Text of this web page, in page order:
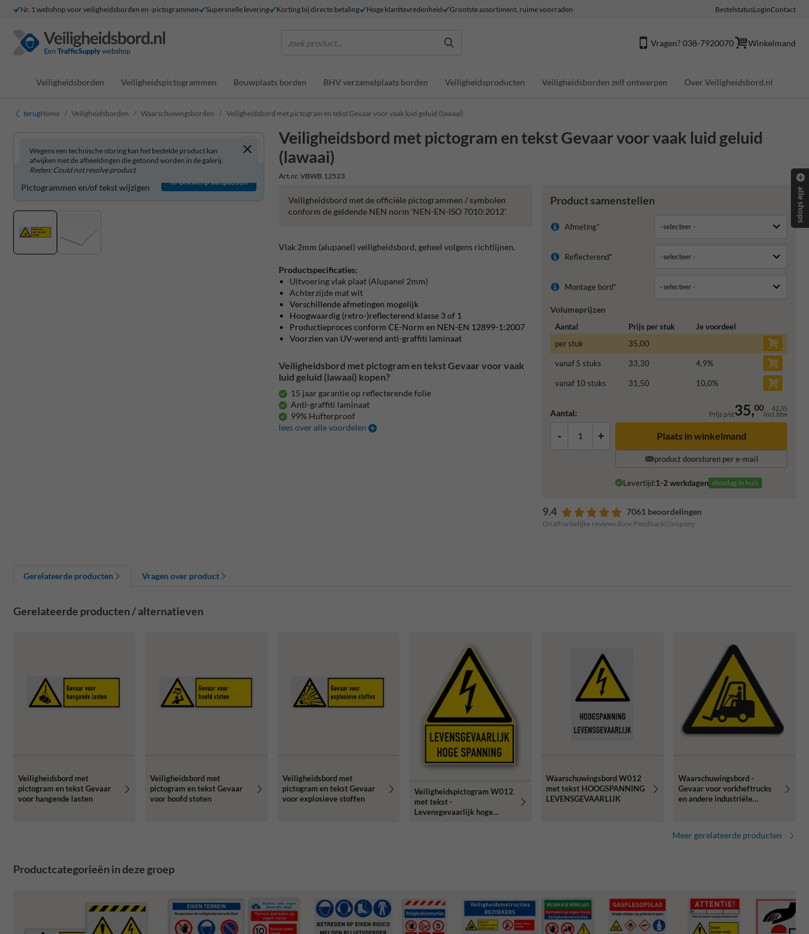
Nr. 1 webshop voor veiligheidsborden en -pictogrammen Supersnelle levering Korting bij directe betaling Hoge klanttevredenheid Grootste assortiment, ruime voorraden BestelstatusLoginContact
zoek product... Vragen? 038-7920070 Winkelmand
Veiligheidsborden Veiligheidspictogrammen Bouwplaats borden BHV verzamelplaats borden Veiligheidsproducten Veiligheidsborden zelf ontwerpen Over Veiligheidsbord.nl
terugHome Veiligheidsborden Waarschuwingsborden Veiligheidsbord met pictogram en tekst Gevaar voor vaak luid geluid (lawaai)
Veiligheidsbord met pictogram en tekst Gevaar voor vaak luid geluid
(lawaai)
Art.nr. VBWB.12523
Wegens een technische storing kan het bestelde product kan
afwijken met de afbeeldingen die getoond worden in de galerij.
Reden: Could not resolve product
Veiligheidsbord zelf aanpassen?
Pictogrammen en/of tekst wijzigen
Ontwerp aanpassen
Product samenstellen
Afmeting*
Reflecterend*
Montage bord*
Volumeprijzen
Aantal Prijs per stuk
Je voordeel
per stuk
35,00
vanaf 5 stuks 33,30 4,9%
vanaf 10 stuks 31,50 10,0%
Aantal: Prijs p/st35,00 42,35
incl. btw
- + Plaats in winkelmand
product doorsturen per e-mail
Levertijd:1-2 werkdagen dinsdag in huis
9.4 7061 beoordelingen
Onafhankelijke reviews door FeedbackCompany
Veiligheidsbord met de officiële pictogrammen / symbolen
conform de geldende NEN norm 'NEN-EN-ISO 7010:2012'
Vlak 2mm (alupanel) veiligheidsbord, geheel volgens richtlijnen.
Productspecificaties:
Uitvoering vlak plaat (Alupanel 2mm)
Achterzijde mat wit
Verschillende afmetingen mogelijk
Hoogwaardig (retro-)reflecterend klasse 3 of 1
Productieproces conform CE-Norm en NEN-EN 12899-1:2007
Voorzien van UV-werend anti-graffiti laminaat
Veiligheidsbord met pictogram en tekst Gevaar voor vaak
luid geluid (lawaai) kopen?
15 jaar garantie op reflecterende folie
Anti-graffiti laminaat
99% Hufterproof
lees over alle voordelen
Gerelateerde producten Vragen over product
Gerelateerde producten / alternatieven
Veiligheidsbord met
pictogram en tekst Gevaar
voor hangende lasten
Veiligheidsbord met
pictogram en tekst Gevaar
voor hoofd stoten
Veiligheidsbord met
pictogram en tekst Gevaar
voor explosieve stoffen
Veiligheidspictogram W012
met tekst -
Levensgevaarlijk hoge
Waarschuwingsbord W012
met tekst HOOGSPANNING
LEVENSGEVAARLIJK
Waarschuwingsbord -
Gevaar voor vorkheftrucks
en andere industriële
Meer gerelateerde producten
Productcategorieën in deze groep
alle shops